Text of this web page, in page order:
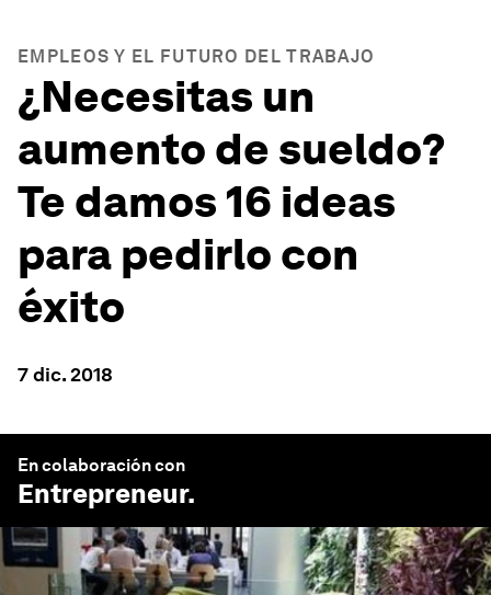
EMPLEOS Y EL FUTURO DEL TRABAJO
¿Necesitas un
aumento de sueldo?
Te damos 16 ideas
para pedirlo con
éxito
7 dic. 2018
En colaboración con
Entrepreneur.